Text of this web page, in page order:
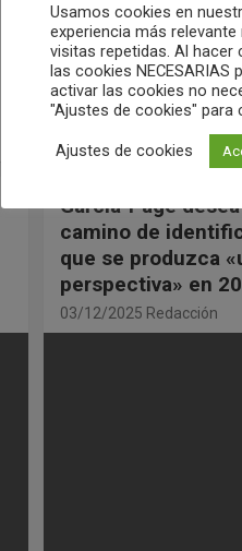
El Instituto de la
Mancha,
Igualdad, lanza su…
García-Page
camino de
que se produzca
perspectiva» en
03/12/2025 Redacción
Usamos cookies en
experiencia más
visitas repetidas. Al hacer
las cookies NECESARIAS
activar las cookies no
"Ajustes de cookies" para
Ajustes de cookies